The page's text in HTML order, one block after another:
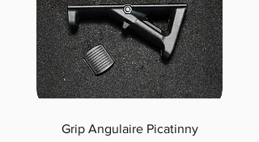
Grip Angulaire Picatinny